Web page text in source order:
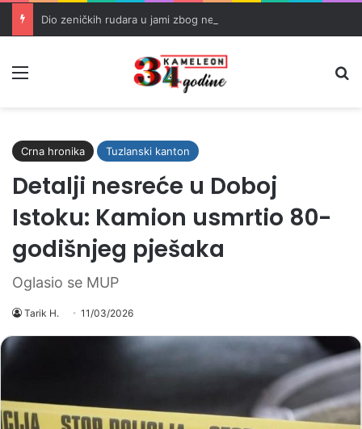
Crna hronika Tuzlanski kanton
Detalji nesreće u Doboj
Istoku: Kamion usmrtio 80-
godišnjeg pješaka
Oglasio se MUP
Tarik H. 11/03/2026